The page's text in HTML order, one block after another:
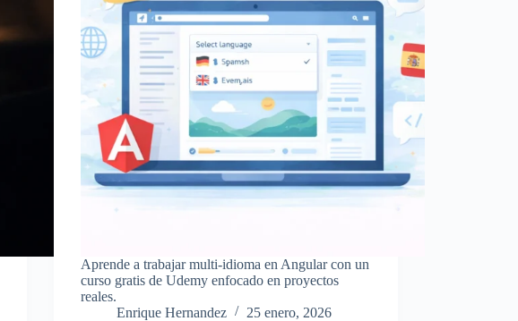
Aprende a trabajar multi-idioma en Angular con un
curso gratis de Udemy enfocado en proyectos
reales.
Enrique Hernandez
25 enero, 2026